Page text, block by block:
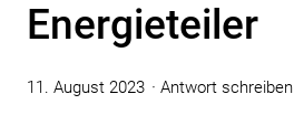
Energieteiler
11. August 2023 Antwort schreiben